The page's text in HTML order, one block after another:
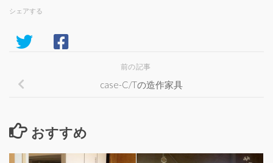
シェアする
前の記事
case-C/Tの造作家具
おすすめ